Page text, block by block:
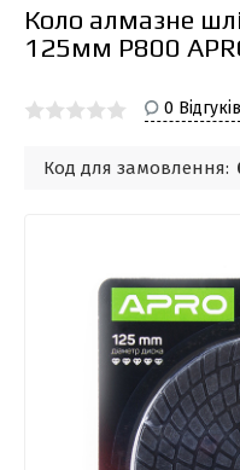
Коло алмазне
125мм Р800
0 Відгуків
Код для замовлення: